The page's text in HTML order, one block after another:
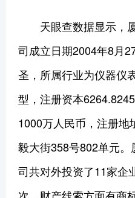
天眼查数据显示，
司成立日期2004年8月
圣，所属行业为仪器仪
型，注册资本
1000万人民币，注册地
毅大街358号802单元
司共对外投资了11家企
次，财产线索方面有商